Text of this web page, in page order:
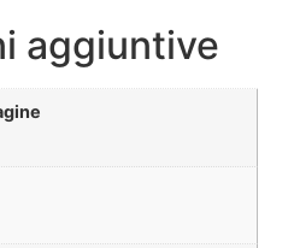
aggiuntive